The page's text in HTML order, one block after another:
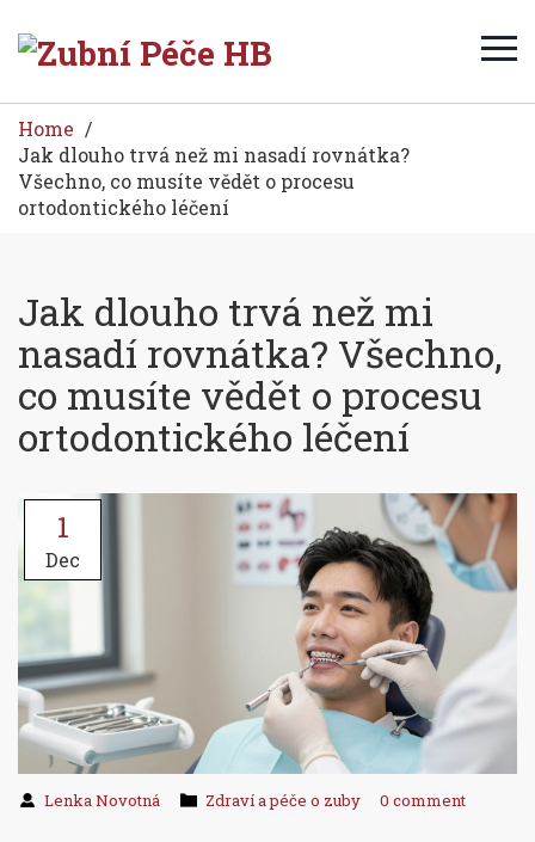
Home
Jak dlouho trvá než mi nasadí rovnátka?
Všechno, co musíte vědět o procesu
ortodontického léčení
Jak dlouho trvá než mi
nasadí rovnátka? Všechno,
co musíte vědět o procesu
ortodontického léčení
1
Dec
Lenka Novotná Zdraví a péče o zuby 0 comment